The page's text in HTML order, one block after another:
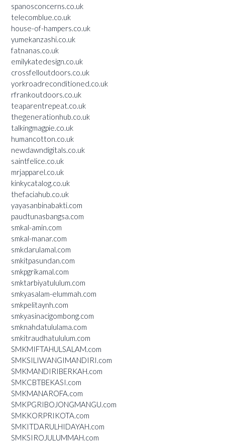
spanosconcerns.co.uk
telecomblue.co.uk
house-of-hampers.co.uk
yumekanzashi.co.uk
fatnanas.co.uk
emilykatedesign.co.uk
crossfelloutdoors.co.uk
yorkroadreconditioned.co.uk
rfrankoutdoors.co.uk
teaparentrepeat.co.uk
thegenerationhub.co.uk
talkingmagpie.co.uk
humancotton.co.uk
newdawndigitals.co.uk
saintfelice.co.uk
mrjapparel.co.uk
kinkycatalog.co.uk
thefaciahub.co.uk
yayasanbinabakti.com
paudtunasbangsa.com
smkal-amin.com
smkal-manar.com
smkdarulamal.com
smkitpasundan.com
smkpgrikamal.com
smktarbiyatululum.com
smkyasalam-elummah.com
smkpelitaynh.com
smkyasinacigombong.com
smknahdatululama.com
smkitraudhatululum.com
SMKMIFTAHULSALAM.com
SMKSILIWANGIMANDIRI.com
SMKMANDIRIBERKAH.com
SMKCBTBEKASI.com
SMKMANAROFA.com
SMKPGRIBOJONGMANGU.com
SMKKORPRIKOTA.com
SMKITDARULHIDAYAH.com
SMKSIROJULUMMAH.com